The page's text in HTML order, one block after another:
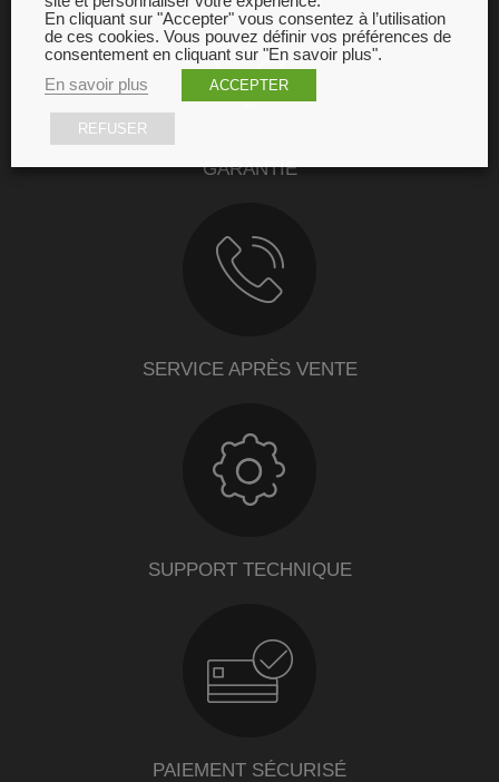
GARANTIE
SERVICE APRÈS VENTE
SUPPORT TECHNIQUE
PAIEMENT SÉCURISÉ
En cliquant sur "Accepter" vous consentez à l’utilisation
de ces cookies. Vous pouvez définir vos préférences de
consentement en cliquant sur "En savoir plus".
En savoir plus
ACCEPTER
REFUSER